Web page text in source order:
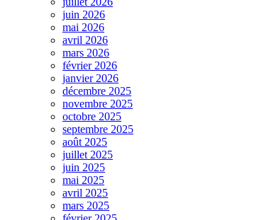
juin 2026
mai 2026
avril 2026
mars 2026
février 2026
janvier 2026
décembre 2025
novembre 2025
octobre 2025
septembre 2025
août 2025
juillet 2025
juin 2025
mai 2025
avril 2025
mars 2025